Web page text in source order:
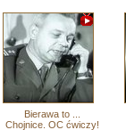
Bierawa to ...
Chojnice. OC ćwiczy!